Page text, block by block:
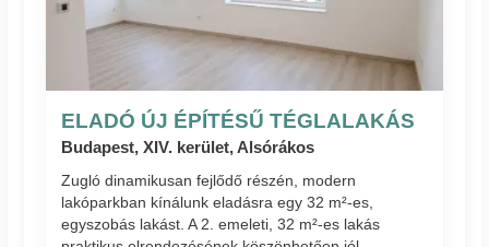
ELADÓ ÚJ ÉPÍTÉSŰ TÉGLALAKÁS
Budapest, XIV. kerület, Alsórákos
Zugló dinamikusan fejlődő részén, modern
lakóparkban kínálunk eladásra egy 32 m²-es,
egyszobás lakást. A 2. emeleti, 32 m²-es lakás